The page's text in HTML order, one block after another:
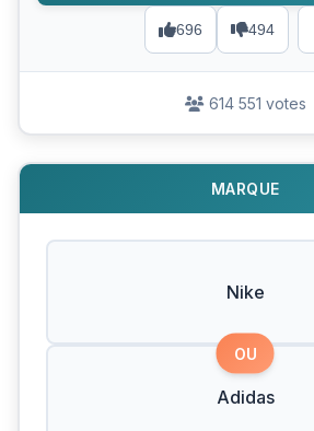
696 494
614 551 votes
MARQUE
Nike
OU
Adidas